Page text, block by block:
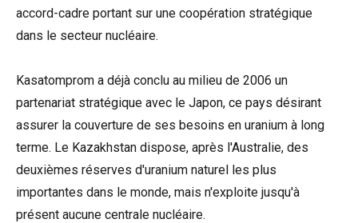
accord-cadre portant sur une coopération stratégique
dans le secteur nucléaire.
Kasatomprom a déjà conclu au milieu de 2006 un
partenariat stratégique avec le Japon, ce pays désirant
assurer la couverture de ses besoins en uranium à long
terme. Le Kazakhstan dispose, après l'Australie, des
deuxièmes réserves d'uranium naturel les plus
importantes dans le monde, mais n'exploite jusqu'à
présent aucune centrale nucléaire.